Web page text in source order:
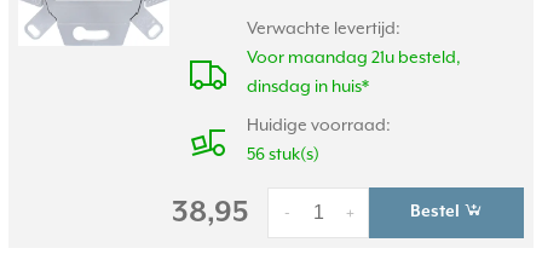
Verwachte levertijd:
Voor maandag 21u besteld,
dinsdag in huis*
Huidige voorraad:
56 stuk(s)
38,95 +
- Bestel